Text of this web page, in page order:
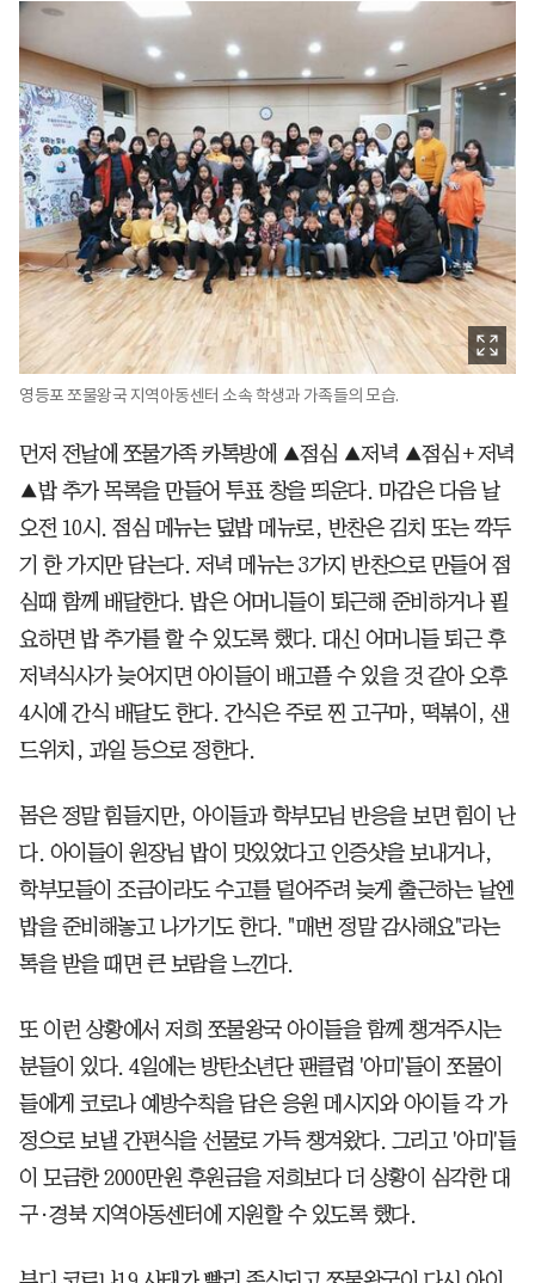
영등포 쪼물왕국 지역아동센터 소속 학생과 가족들의 모습.
먼저 전날에 쪼물가족 카톡방에 ▲점심 ▲저녁 ▲점심＋저녁
▲밥 추가 목록을 만들어 투표 창을 띄운다. 마감은 다음 날
오전 10시. 점심 메뉴는 덮밥 메뉴로, 반찬은 김치 또는 깍두
기 한 가지만 담는다. 저녁 메뉴는 3가지 반찬으로 만들어 점
심때 함께 배달한다. 밥은 어머니들이 퇴근해 준비하거나 필
요하면 밥 추가를 할 수 있도록 했다. 대신 어머니들 퇴근 후
저녁식사가 늦어지면 아이들이 배고플 수 있을 것 같아 오후
4시에 간식 배달도 한다. 간식은 주로 찐 고구마, 떡볶이, 샌
드위치, 과일 등으로 정한다.
몸은 정말 힘들지만, 아이들과 학부모님 반응을 보면 힘이 난
다. 아이들이 원장님 밥이 맛있었다고 인증샷을 보내거나,
학부모들이 조금이라도 수고를 덜어주려 늦게 출근하는 날엔
밥을 준비해놓고 나가기도 한다. "매번 정말 감사해요"라는
톡을 받을 때면 큰 보람을 느낀다.
또 이런 상황에서 저희 쪼물왕국 아이들을 함께 챙겨주시는
분들이 있다. 4일에는 방탄소년단 팬클럽 '아미'들이 쪼물이
들에게 코로나 예방수칙을 담은 응원 메시지와 아이들 각 가
정으로 보낼 간편식을 선물로 가득 챙겨왔다. 그리고 '아미'들
이 모금한 2000만원 후원금을 저희보다 더 상황이 심각한 대
구·경북 지역아동센터에 지원할 수 있도록 했다.